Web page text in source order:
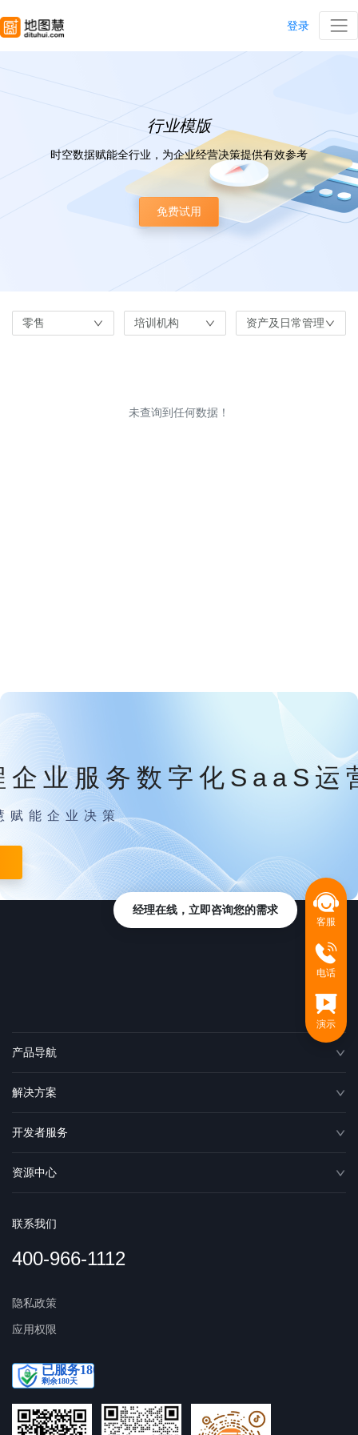
登录
行业模版
时空数据赋能全行业，为企业经营决策提供有效参考
免费试用
零售 培训机构 资产及日常管理
未查询到任何数据！
企业服务数字化SaaS运
赋能企业决策
产品导航
解决方案
开发者服务
资源中心
联系我们
400-966-1112
隐私政策
应用权限
客服
电话
演示
经理在线，立即咨询您的需求